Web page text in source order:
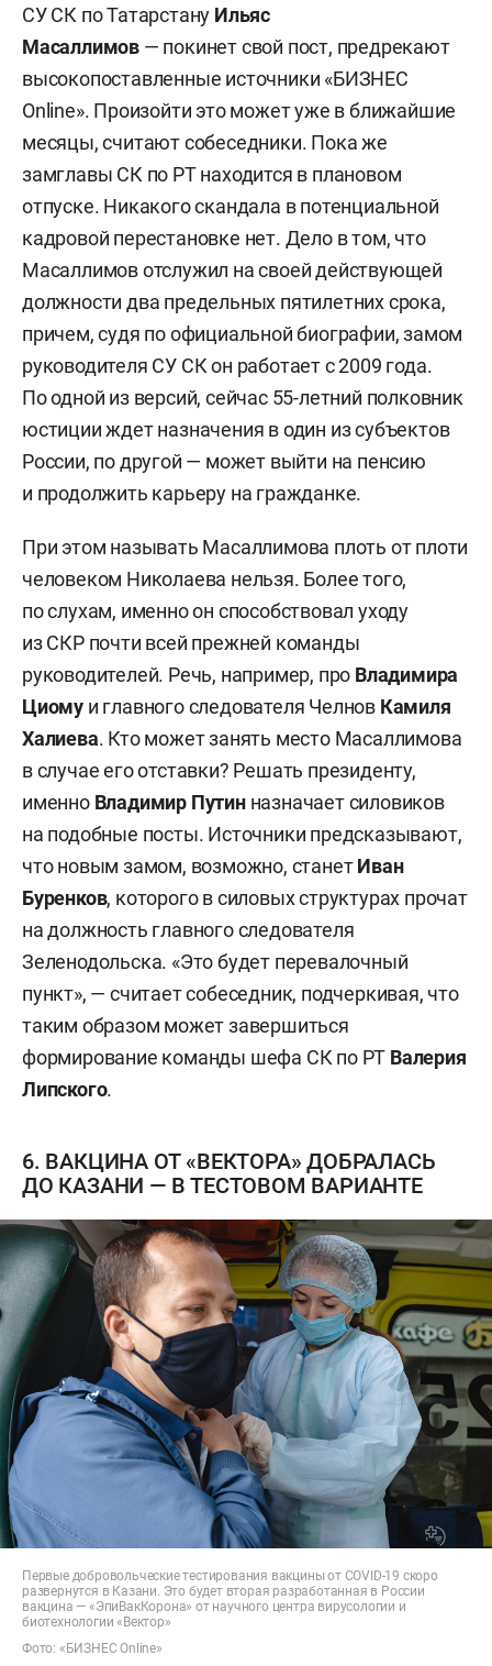
СУ СК по Татарстану Ильяс
Масаллимов — покинет свой пост, предрекают
высокопоставленные источники «БИЗНЕС
Online». Произойти это может уже в ближайшие
месяцы, считают собеседники. Пока же
замглавы СК по РТ находится в плановом
отпуске. Никакого скандала в потенциальной
кадровой перестановке нет. Дело в том, что
Масаллимов отслужил на своей действующей
должности два предельных пятилетних срока,
причем, судя по официальной биографии, замом
руководителя СУ СК он работает с 2009 года.
По одной из версий, сейчас 55-летний полковник
юстиции ждет назначения в один из субъектов
России, по другой — может выйти на пенсию
и продолжить карьеру на гражданке.
При этом называть Масаллимова плоть от плоти
человеком Николаева нельзя. Более того,
по слухам, именно он способствовал уходу
из СКР почти всей прежней команды
руководителей. Речь, например, про Владимира
Циому и главного следователя Челнов Камиля
Халиева. Кто может занять место Масаллимова
в случае его отставки? Решать президенту,
именно Владимир Путин назначает силовиков
на подобные посты. Источники предсказывают,
что новым замом, возможно, станетИван
Буренков, которого в силовых структурах прочат
на должность главного следователя
Зеленодольска. «Это будет перевалочный
пункт», — считает собеседник, подчеркивая, что
таким образом может завершиться
формирование команды шефа СК по РТ Валерия
Липского.
6. ВАКЦИНА ОТ «ВЕКТОРА» ДОБРАЛАСЬ
ДО КАЗАНИ — В ТЕСТОВОМ ВАРИАНТЕ
Первые добровольческие тестирования вакцины от COVID-19 скоро
развернутся в Казани. Это будет вторая разработанная в России
вакцина — «ЭпиВакКорона» от научного центра вирусологии и
биотехнологии «Вектор»
Фото: «БИЗНЕС Online»